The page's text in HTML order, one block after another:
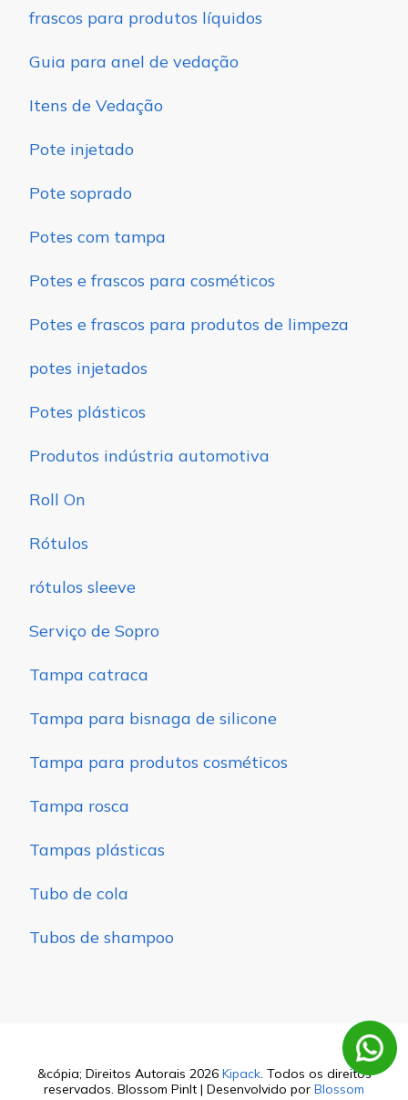
frascos para produtos líquidos
Guia para anel de vedação
Itens de Vedação
Pote injetado
Pote soprado
Potes com tampa
Potes e frascos para cosméticos
Potes e frascos para produtos de limpeza
potes injetados
Potes plásticos
Produtos indústria automotiva
Roll On
Rótulos
rótulos sleeve
Serviço de Sopro
Tampa catraca
Tampa para bisnaga de silicone
Tampa para produtos cosméticos
Tampa rosca
Tampas plásticas
Tubo de cola
Tubos de shampoo
&cópia; Direitos Autorais 2026 Kipack. Todos os direitos
reservados. Blossom PinIt | Desenvolvido por Blossom